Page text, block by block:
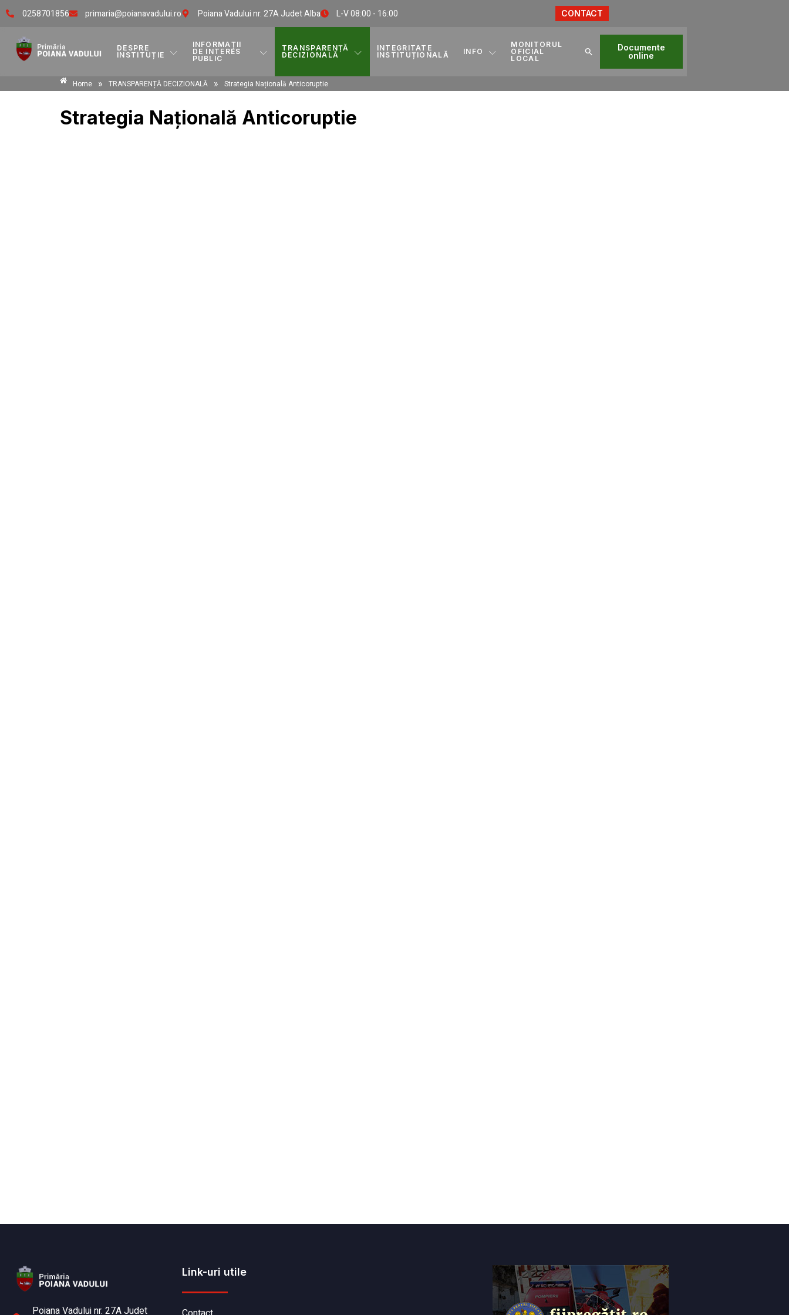
0258701856 primaria@poianavadului.ro Poiana Vadului nr. 27A Judet Alba L-V 08:00 - 16:00 CONTACT
DESPRE
INSTITUȚIE
INFORMAȚII
DE INTERES
PUBLIC
TRANSPARENȚĂ
DECIZIONALĂ
INTEGRITATE
INSTITUȚIONALĂ
INFO
MONITORUL
OFICIAL
LOCAL
Documente
online
Home » TRANSPARENȚĂ DECIZIONALĂ » Strategia Națională Anticoruptie
Strategia Națională Anticoruptie
Poiana Vadului nr. 27A Judet
Link-uri utile